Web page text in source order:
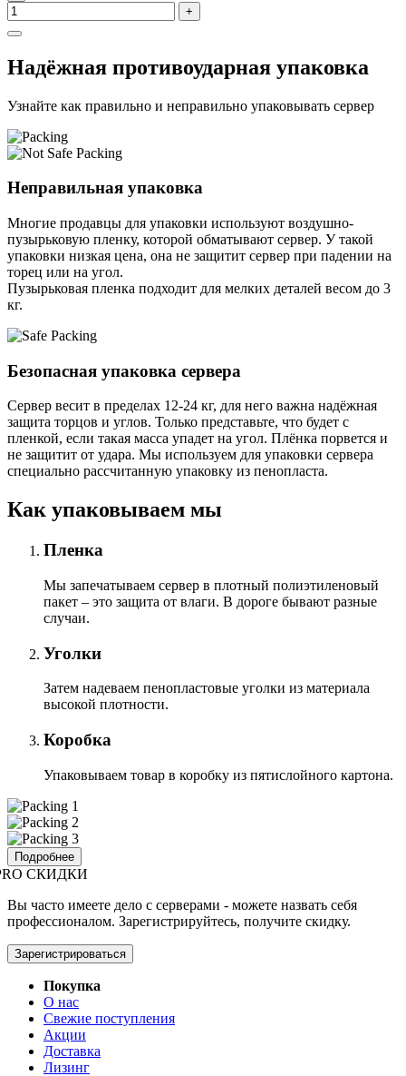
+
Надёжная противоударная упаковка
Узнайте как правильно и неправильно упаковывать сервер
Неправильная упаковка
Многие продавцы для упаковки используют воздушно-
пузырьковую пленку, которой обматывают сервер. У такой
упаковки низкая цена, она не защитит сервер при падении на
торец или на угол.
Пузырьковая пленка подходит для мелких деталей весом до 3
кг.
Безопасная упаковка сервера
Сервер весит в пределах 12-24 кг, для него важна надёжная
защита торцов и углов. Только представьте, что будет с
пленкой, если такая масса упадет на угол. Плёнка порвется и
не защитит от удара. Мы используем для упаковки сервера
специально расcчитанную упаковку из пенопласта.
Как упаковываем мы
Пленка
Мы запечатываем сервер в плотный полиэтиленовый
пакет – это защита от влаги. В дороге бывают разные
случаи.
Уголки
Затем надеваем пенопластовые уголки из материала
высокой плотности.
Коробка
Упаковываем товар в коробку из пятислойного картона.
Подробнее
СКИДКИ
Вы часто имеете дело с серверами - можете назвать себя
профессионалом. Зарегистрируйтесь, получите скидку.
Зарегистрироваться
Покупка
О нас
Свежие поступления
Акции
Доставка
Лизинг